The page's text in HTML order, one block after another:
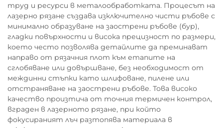
труд и ресурси в металообработката. Процесът на
лазерно рязане създава изключително чисти ръбове с
минимално образуване на заострени ръбове (бур),
гладки повърхности и висока прецизност по размери,
което често позволява детайлите да преминават
направо от рязачния плот към етапите на
сглобяване или довършване, без необходимост от
междинни стъпки като шлифоване, пилене или
отстраняване на заострени ръбове. Това високо
качество произтича от точния термичен контрол,
вграден в лазерното рязане, при който
фокусираният лъч разтопява материала в